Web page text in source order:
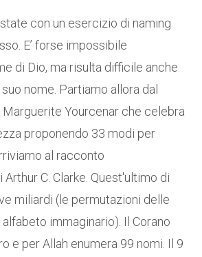
con un esercizio di naming
E’ forse impossibile
di Dio, ma risulta difficile anche
nome. Partiamo allora dal
Yourcenar che celebra
proponendo 33 modi per
al racconto
C. Clarke. Quest'ultimo di
miliardi (le permutazioni delle
immaginario). Il Corano
e per Allah enumera 99 nomi. Il 9